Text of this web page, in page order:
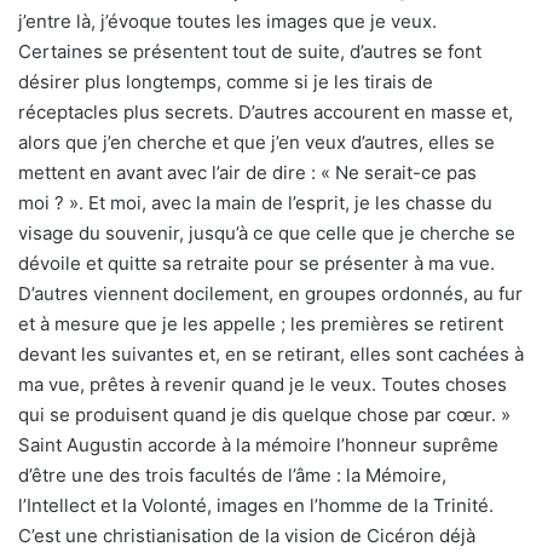
j’entre là, j’évoque toutes les images que je veux.
Certaines se présentent tout de suite, d’autres se font
désirer plus longtemps, comme si je les tirais de
réceptacles plus secrets. D’autres accourent en masse et,
alors que j’en cherche et que j’en veux d’autres, elles se
mettent en avant avec l’air de dire : « Ne serait-ce pas
moi ? ». Et moi, avec la main de l’esprit, je les chasse du
visage du souvenir, jusqu’à ce que celle que je cherche se
dévoile et quitte sa retraite pour se présenter à ma vue.
D’autres viennent docilement, en groupes ordonnés, au fur
et à mesure que je les appelle ; les premières se retirent
devant les suivantes et, en se retirant, elles sont cachées à
ma vue, prêtes à revenir quand je le veux. Toutes choses
qui se produisent quand je dis quelque chose par cœur. »
Saint Augustin accorde à la mémoire l’honneur suprême
d’être une des trois facultés de l’âme : la Mémoire,
l’Intellect et la Volonté, images en l’homme de la Trinité.
C’est une christianisation de la vision de Cicéron déjà